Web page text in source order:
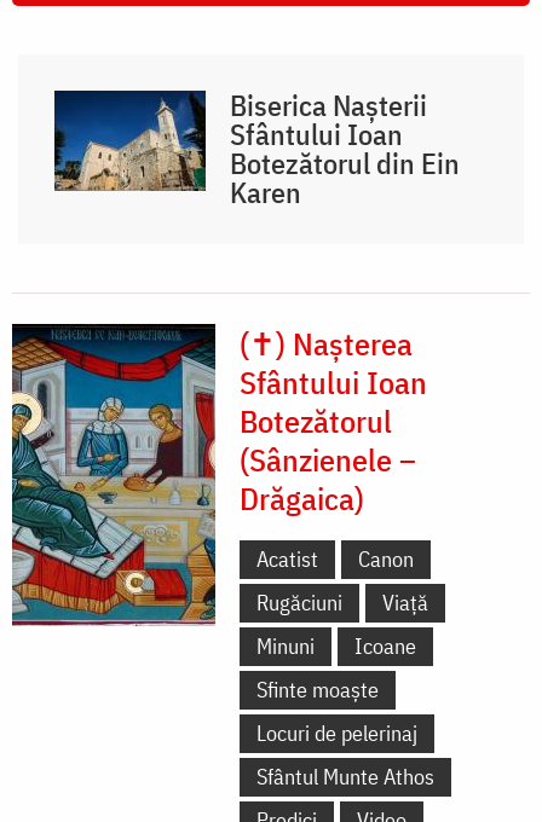
Biserica Nașterii
Sfântului Ioan
Botezătorul din Ein
Karen
(✝) Nașterea
Sfântului Ioan
Botezătorul
(Sânzienele –
Drăgaica)
Acatist
Canon
Rugăciuni
Viață
Minuni
Icoane
Sfinte moaște
Locuri de pelerinaj
Sfântul Munte Athos